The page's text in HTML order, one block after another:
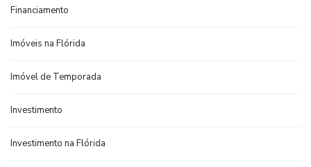
Financiamento
Imóveis na Flórida
Imóvel de Temporada
Investimento
Investimento na Flórida